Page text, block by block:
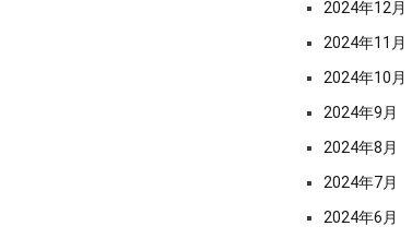
2024年12月
2024年11月
2024年10月
2024年9月
2024年8月
2024年7月
2024年6月